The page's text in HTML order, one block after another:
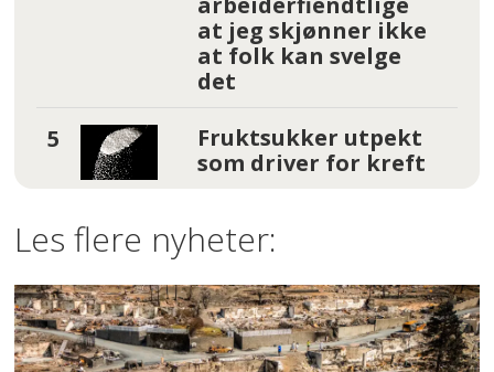
at jeg skjønner ikke
at folk kan svelge
det
Fruktsukker utpekt
som driver for kreft
Les flere nyheter: